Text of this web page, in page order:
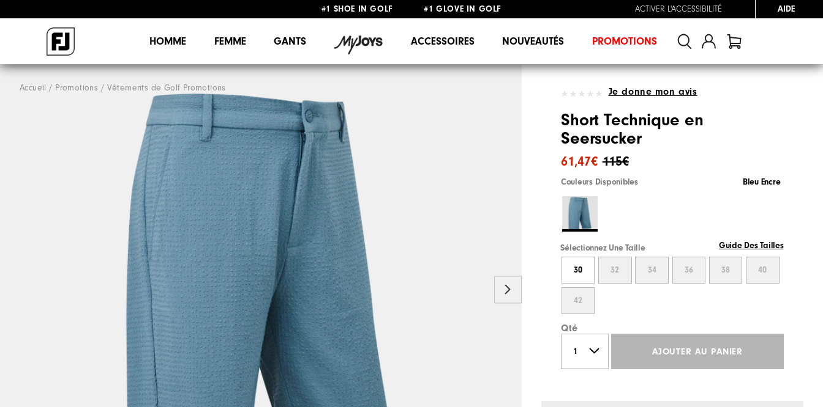
#1 SHOE IN GOLF #1 GLOVE IN GOLF
ACTIVER L'ACCESSIBILITÉ AIDE
HOMME FEMME GANTS ACCESSOIRES NOUVEAUTÉS PROMOTIONS
Accueil Promotions Vêtements de Golf Promotions Je donne mon avis
Short Technique en
Seersucker
115€
61,47€
Couleurs Disponibles Bleu Encre
Sélectionnez Une Taille Guide Des Tailles
30 32 34 36 38 40
42
Qté
AJOUTER AU PANIER